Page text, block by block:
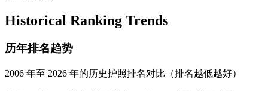
Historical Ranking Trends
历年排名趋势
2006 年至 2026 年的历史护照排名对比（排名越低越好）